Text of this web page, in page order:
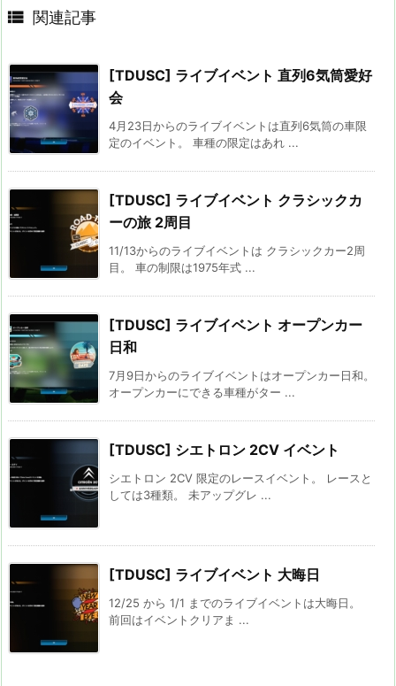
 関連記事
[TDUSC] ライブイベント 直列6気筒愛好
会
4月23日からのライブイベントは直列6気筒の車限
定のイベント。 車種の限定はあれ ...
[TDUSC] ライブイベント クラシックカ
ーの旅 2周目
11/13からのライブイベントは クラシックカー2周
目。 車の制限は1975年式 ...
[TDUSC] ライブイベント オープンカー
日和
7月9日からのライブイベントはオープンカー日和。
オープンカーにできる車種がター ...
[TDUSC] シエトロン 2CV イベント
シエトロン 2CV 限定のレースイベント。 レースと
しては3種類。 未アップグレ ...
[TDUSC] ライブイベント 大晦日
12/25 から 1/1 までのライブイベントは大晦日。
前回はイベントクリアま ...